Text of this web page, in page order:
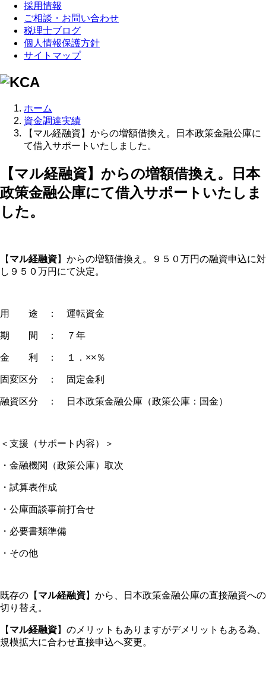
採用情報
ご相談・お問い合わせ
税理士ブログ
個人情報保護方針
サイトマップ
ホーム
資金調達実績
【マル経融資】からの増額借換え。日本政策金融公庫に
て借入サポートいたしました。
【マル経融資】からの増額借換え。日本
政策金融公庫にて借入サポートいたしま
した。
【 マル経融資】からの増額借換え。９５０万円の融資申込に対
し９５０万円にて決定。
用 途 ： 運転資金
期 間 ： ７年
金 利 ： １．××％
固変区分 ： 固定金利
融資区分 ： 日本政策金融公庫（政策公庫：国金）
＜支援（サポート内容）＞
・金融機関（政策公庫）取次
・試算表作成
・公庫面談事前打合せ
・必要書類準備
・その他
既存の【 マル経融資】から、日本政策金融公庫の直接融資への
切り替え。
【 マル経融資】のメリットもありますがデメリットもある為、
規模拡大に合わせ直接申込へ変更。